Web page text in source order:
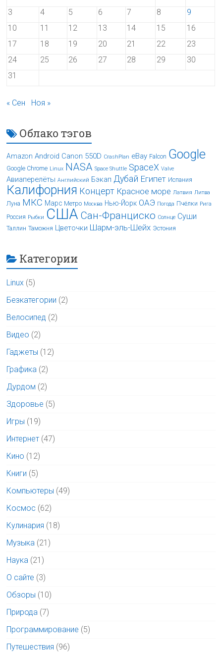
3
4 5 6 7 8
9
10
11 12 13 14 15
16
17
18 19 20 21 22
23
24
25 26 27 28 29
30
31
« Сен Ноя »
Облако тэгов
Amazon Android Canon 550D CrashPlan eBay Falcon Google
Google Chrome Linux NASA Space Shuttle SpaceX Valve
Авиаперелёты Английский Бэкап Дубай Египет Испания
Калифорния Концерт Красное море Латвия Литва
Луна МКС Марс Метро Москва Нью-Йорк ОАЭ Погода Пчёлки Рига
Россия Рыбки США Сан-Франциско Солнце Суши
Таллин Таможня Цветочки Шарм-эль-Шейх Эстония
Категории
Linux (5)
Безкатегории (2)
Велосипед (2)
Видео (2)
Гаджеты (12)
Графика (2)
Дурдом (2)
Здоровье (5)
Игры (19)
Интернет (47)
Кино (12)
Книги (5)
Компьютеры (49)
Космос (62)
Кулинария (18)
Музыка (21)
Наука (21)
О сайте (3)
Обзоры (10)
Природа (7)
Программирование (5)
Путешествия (96)